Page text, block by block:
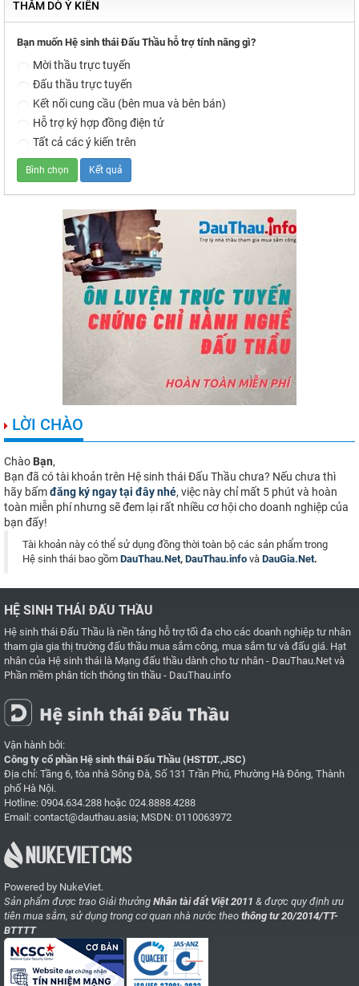
THĂM DÒ Ý KIẾN
Bạn muốn Hệ sinh thái Đấu Thầu hỗ trợ tính năng gì?
Mời thầu trực tuyến
Đấu thầu trực tuyến
Kết nối cung cầu (bên mua và bên bán)
Hỗ trợ ký hợp đồng điện tử
Tất cả các ý kiến trên
LỜI CHÀO
Chào Bạn,
Bạn đã có tài khoản trên Hệ sinh thái Đấu Thầu chưa? Nếu chưa thì
hãy bấmđăng ký ngay tại đây nhé, việc này chỉ mất 5 phút và hoàn
toàn miễn phí nhưng sẽ đem lại rất nhiều cơ hội cho doanh nghiệp của
bạn đấy!
Tài khoản này có thể sử dụng đồng thời toàn bộ các sản phẩm trong
Hệ sinh thái bao gồm DauThau.Net, DauThau.info và DauGia.Net.
HỆ SINH THÁI ĐẤU THẦU
Hệ sinh thái Đấu Thầu là nền tảng hỗ trợ tối đa cho các doanh nghiệp tư nhân
tham gia gia thị trường đấu thầu mua sắm công, mua sắm tư và đấu giá. Hạt
nhân của Hệ sinh thái là Mạng đấu thầu dành cho tư nhân - DauThau.Net và
Phần mềm phân tích thông tin thầu - DauThau.info
Vận hành bởi:
Công ty cổ phần Hệ sinh thái Đấu Thầu (HSTDT.,JSC)
Địa chỉ: Tầng 6, tòa nhà Sông Đà, Số 131 Trần Phú, Phường Hà Đông, Thành
phố Hà Nội.
Hotline: 0904.634.288 hoặc 024.8888.4288
Email: contact@dauthau.asia; MSDN: 0110063972
Powered by NukeViet.
Sản phẩm được trao Giải thưởng Nhân tài đất Việt 2011 & được quy định ưu
tiên mua sắm, sử dụng trong cơ quan nhà nước theo thông tư 20/2014/TT-
BTTTT